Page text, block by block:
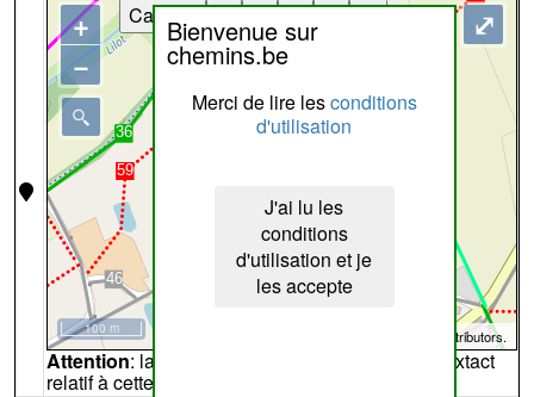
Bienvenue sur
chemins.be
Merci de lire lesconditions
d'utilisation
J'ai lu les
conditions
d'utilisation et je
les accepte
contributors.
100 m
+
−
⤢
Cartes
Attention: la carte peut ne pas refléter l'endroit extact
relatif à cette archive